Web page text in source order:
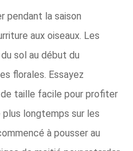
pendant la saison
aux oiseaux. Les
sol au début du
florales. Essayez
taille facile pour profiter
longtemps sur les
à pousser au